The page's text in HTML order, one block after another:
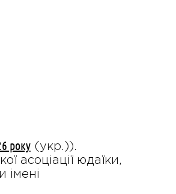
року(укр.)).
асоціації юдаїки,
імені